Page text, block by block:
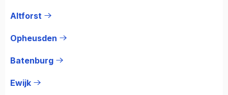
Altforst
Opheusden
Batenburg
Ewijk